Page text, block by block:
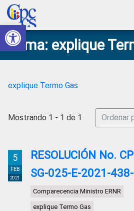
Abrir barra de
Skip
to
primary
navigation
Skip
to
main
content
Skip
to
primary
sidebar
Skip
to
footer
Consejo
de
Ciudadana
Control
Construyendo
Poder
Ciudadano
Tema: explique
explique Termo Gas
Mostrando 1 - 1 de 1 Ordenar
5
FEB
2021
RESOLUCIÓN No.
SG-025-E-2021-
Comparecencia Ministro ERNR
explique Termo Gas